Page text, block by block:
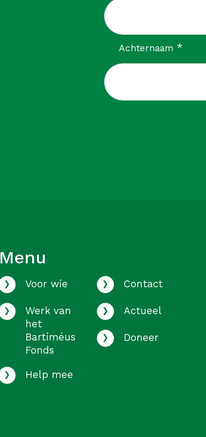
Achternaam *
Menu
› Voor wie
›
Werk van
het
Bartiméus
Fonds
› Help mee
› Contact
› Actueel
› Doneer